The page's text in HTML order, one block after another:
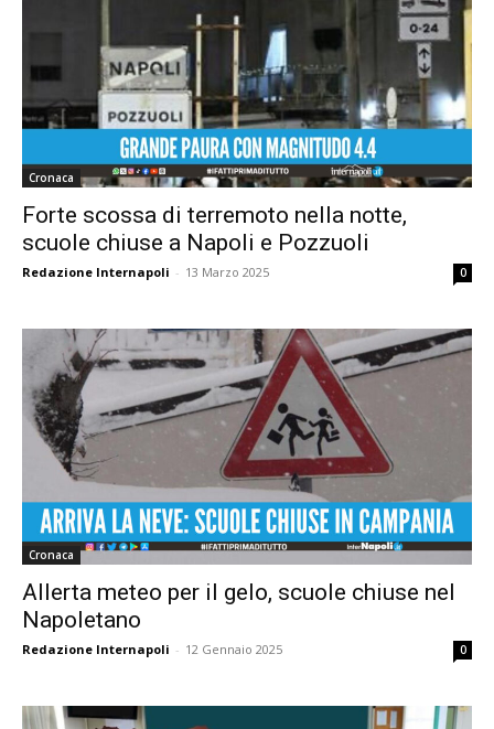
Cronaca
Forte scossa di terremoto nella notte,
scuole chiuse a Napoli e Pozzuoli
Redazione Internapoli - 13 Marzo 2025 0
Cronaca
Allerta meteo per il gelo, scuole chiuse nel
Napoletano
Redazione Internapoli - 12 Gennaio 2025 0